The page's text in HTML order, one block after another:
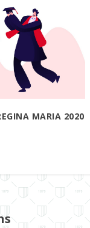
MARIA 2020